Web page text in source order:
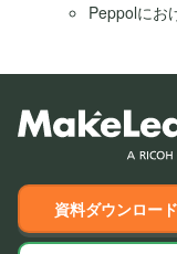
Peppolにお
資料ダウンロード